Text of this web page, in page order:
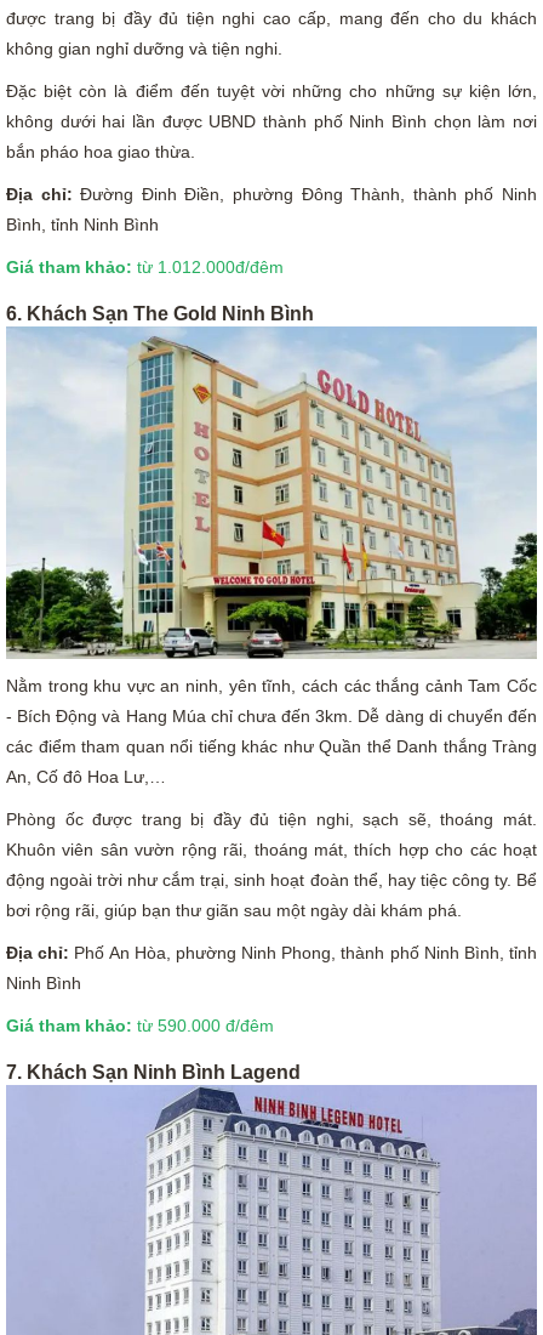
được trang bị đầy đủ tiện nghi cao cấp, mang đến cho du khách
không gian nghỉ dưỡng và tiện nghi.
Đặc biệt còn là điểm đến tuyệt vời những cho những sự kiện lớn,
không dưới hai lần được UBND thành phố Ninh Bình chọn làm nơi
bắn pháo hoa giao thừa.
Địa chỉ:Đường Đinh Điền, phường Đông Thành, thành phố Ninh
Bình, tỉnh Ninh Bình
Giá tham khảo: từ 1.012.000đ/đêm
6. Khách Sạn The Gold Ninh Bình
Nằm trong khu vực an ninh, yên tĩnh, cách các thắng cảnh Tam Cốc
- Bích Động và Hang Múa chỉ chưa đến 3km. Dễ dàng di chuyển đến
các điểm tham quan nổi tiếng khác như Quần thể Danh thắng Tràng
An, Cố đô Hoa Lư,…
Phòng ốc được trang bị đầy đủ tiện nghi, sạch sẽ, thoáng mát.
Khuôn viên sân vườn rộng rãi, thoáng mát, thích hợp cho các hoạt
động ngoài trời như cắm trại, sinh hoạt đoàn thể, hay tiệc công ty. Bể
bơi rộng rãi, giúp bạn thư giãn sau một ngày dài khám phá.
Địa chỉ: Phố An Hòa, phường Ninh Phong, thành phố Ninh Bình, tỉnh
Ninh Bình
Giá tham khảo: từ 590.000 đ/đêm
7. Khách Sạn Ninh Bình Lagend